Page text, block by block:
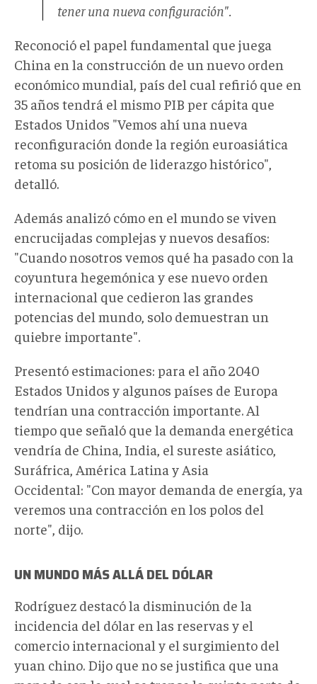
tener una nueva configuración".
Reconoció el papel fundamental que juega
China en la construcción de un nuevo orden
económico mundial, país del cual refirió que en
35 años tendrá el mismo PIB per cápita que
Estados Unidos "Vemos ahí una nueva
reconfiguración donde la región euroasiática
retoma su posición de liderazgo histórico",
detalló.
Además analizó cómo en el mundo se viven
encrucijadas complejas y nuevos desafíos:
"Cuando nosotros vemos qué ha pasado con la
coyuntura hegemónica y ese nuevo orden
internacional que cedieron las grandes
potencias del mundo, solo demuestran un
quiebre importante".
Presentó estimaciones: para el año 2040
Estados Unidos y algunos países de Europa
tendrían una contracción importante. Al
tiempo que señaló que la demanda energética
vendría de China, India, el sureste asiático,
Suráfrica, América Latina y Asia
Occidental: "Con mayor demanda de energía, ya
veremos una contracción en los polos del
norte", dijo.
UN MUNDO MÁS ALLÁ DEL DÓLAR
Rodríguez destacó la disminución de la
incidencia del dólar en las reservas y el
comercio internacional y el surgimiento del
yuan chino. Dijo que no se justifica que una